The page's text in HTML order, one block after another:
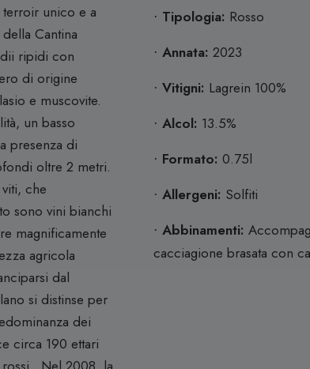
unico e a
Cantina
ripidi con
di origine
e muscovite.
un basso
presenza di
oltre 2 metri.
che
sono vini bianchi
magnificamente
agricola
dal
si distinse per
dei
circa 190 ettari
· Tipologia: Rosso
· Annata: 2023
· Vitigni: Lagrein 100%
· Alcol: 13.5%
· Formato: 0.75l
· Allergeni: Solfiti
· Abbinamenti:
cacciagione brasata con